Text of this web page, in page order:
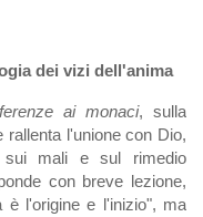
dei vizi dell'anima
ai monaci, sulla
l'unione con Dio,
sui mali e sul rimedio
con breve lezione,
è l'origine e l'inizio", ma